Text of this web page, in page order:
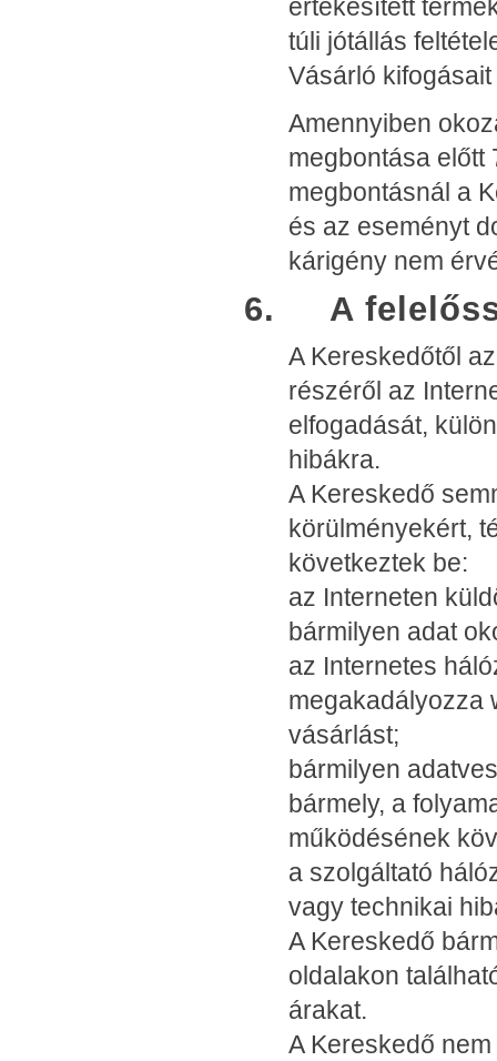
értékesített
túli jótállás
Vásárló
Amennyiben
megbontása előtt
megbontásnál a
és az eseményt
kárigény nem
6. A
A Kereskedőtől
részéről az
elfogadását,
hibákra.
A Kereskedő
körülményekért,
következtek be:
az Interneten
bármilyen adat
az Internetes
megakadályozza
vásárlást;
bármilyen
bármely, a
működésének
a szolgáltató
vagy technikai
A Kereskedő
oldalakon
árakat.
A Kereskedő